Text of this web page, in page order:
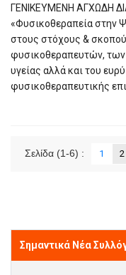
ΓΕΝΙΚΕΥΜΕΝΗ ΑΓΧΩΔΗ
«Φυσικοθεραπεία στην
στους στόχους &
φυσικοθεραπευτών,
υγείας αλλά και του
φυσικοθεραπευτικής
Σελίδα (1-6) : 1 2
Σημαντικά Νέα